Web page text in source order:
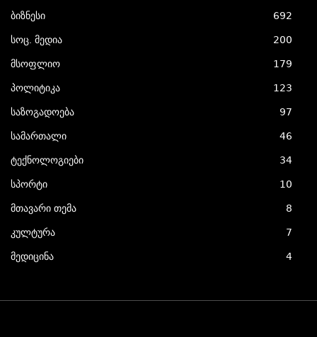
ბიზნესი 692
სოც. მედია 200
მსოფლიო 179
პოლიტიკა 123
საზოგადოება 97
სამართალი 46
ტექნოლოგიები 34
სპორტი 10
მთავარი თემა 8
კულტურა 7
მედიცინა 4